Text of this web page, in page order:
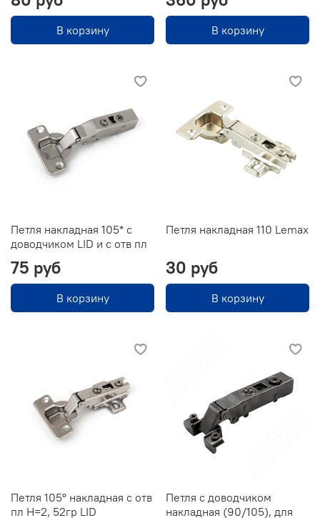
В корзину В корзину
Петля накладная 105* с
доводчиком LID и c отв пл
75 руб
В корзину
Петля накладная 110 Lemax
30 руб
В корзину
Петля 105° накладная с отв
пл H=2, 52гр LID
Петля с доводчиком
накладная (90/105), для